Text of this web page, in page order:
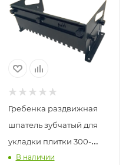
Гребенка раздвижная
шпатель зубчатый для
укладки плитки 300-
600мм зуб 8мм
В наличии